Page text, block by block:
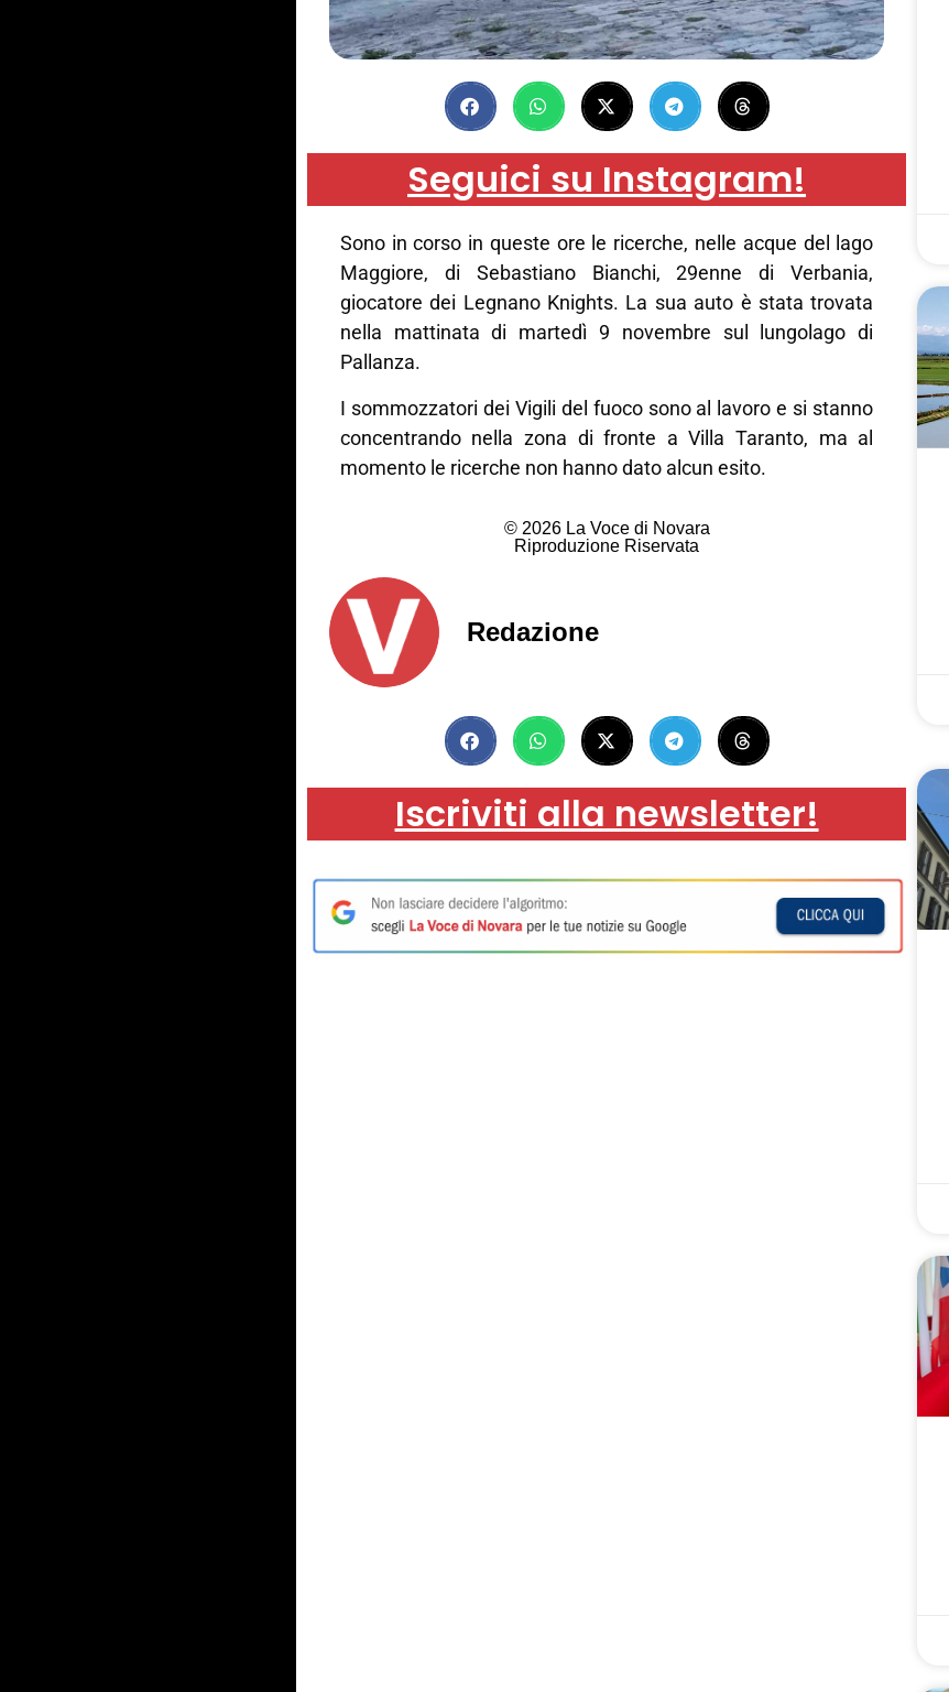
Seguici su Instagram!
Sono in corso in queste ore le ricerche, nelle acque del lago
Maggiore, di Sebastiano Bianchi, 29enne di Verbania,
giocatore dei Legnano Knights. La sua auto è stata trovata
nella mattinata di martedì 9 novembre sul lungolago di
Pallanza.
I sommozzatori dei Vigili del fuoco sono al lavoro e si stanno
concentrando nella zona di fronte a Villa Taranto, ma al
momento le ricerche non hanno dato alcun esito.
© 2026 La Voce di Novara
Riproduzione Riservata
Redazione
Iscriviti alla newsletter!